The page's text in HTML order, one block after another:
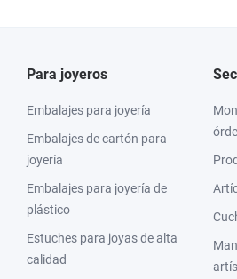
Para joyeros
Embalajes para joyería
Embalajes de cartón para
joyería
Embalajes para joyería de
plástico
Estuches para joyas de alta
calidad